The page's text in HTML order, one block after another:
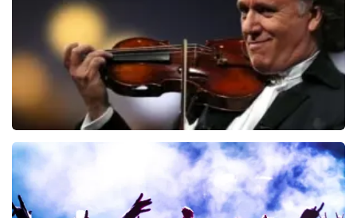
BESTEL NU
BESTEL NU